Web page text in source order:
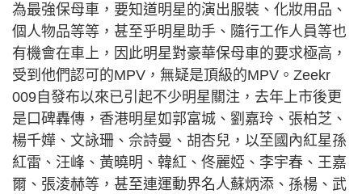
為最強保母車，要知道明星的演出服裝、化妝用品、
個人物品等等，甚至乎明星助手、隨行工作人員等也
有機會在車上，因此明星對豪華保母車的要求極高，
受到他們認可的MPV，無疑是頂級的MPV。Zeekr
009自發布以來已引起不少明星關注，去年上市後更
是口碑轟傳，香港明星如郭富城、劉嘉玲、張柏芝、
楊千嬅、文詠珊、佘詩曼、胡杏兒，以至國內紅星孫
紅雷、汪峰、黃曉明、韓紅、佟麗婭、李宇春、王嘉
爾、張淩赫等，甚至連運動界名人蘇炳添、孫楊、武